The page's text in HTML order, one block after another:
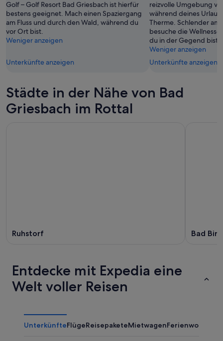
Aug.
Aug.
-
16.
Aug.
Golf – Golf Resort Bad Griesbach ist hierfür
bestens geeignet. Mach einen Spaziergang
am Fluss und durch den Wald, während du
vor Ort bist.
Weniger anzeigen
Unterkünfte anzeigen
reizvolle Umgebung
während deines
Therme. Schlender am
besuche die
du in der Gegend bist.
Weniger anzeigen
Unterkünfte anzeigen
Städte in der Nähe von Bad
Griesbach im Rottal
Ruhstorf Bad
Entdecke mit Expedia eine
Welt voller Reisen
UnterkünfteFlügeReisepaketeMietwagen